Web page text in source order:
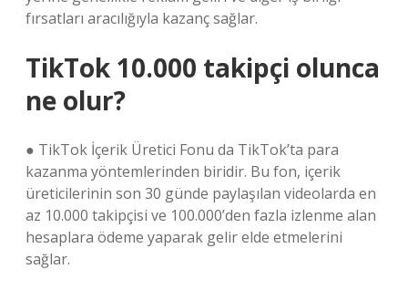
fırsatları aracılığıyla kazanç sağlar.
TikTok 10.000 takipçi olunca
ne olur?
● TikTok İçerik Üretici Fonu da TikTok’ta para
kazanma yöntemlerinden biridir. Bu fon, içerik
üreticilerinin son 30 günde paylaşılan videolarda en
az 10.000 takipçisi ve 100.000’den fazla izlenme alan
hesaplara ödeme yaparak gelir elde etmelerini
sağlar.